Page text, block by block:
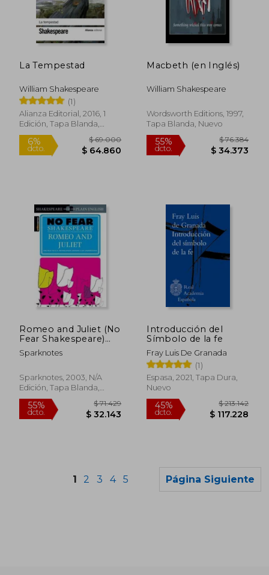
45%
dcto.
$ 181.265 55%
dcto.
dcto. $ 32.900 dcto.
La Tempestad
William Shakespeare
(1)
Alianza Editorial, 2016, 1
Edición, Tapa Blanda,
Nuevo
Macbeth (en Inglés)
William Shakespeare
Wordsworth Editions, 1997,
Tapa Blanda, Nuevo
Romeo and Juliet (No
Fear Shakespeare)
Side-By-Side Plain
English (en Inglés)
Sparknotes
Sparknotes, 2003, N/A
Edición, Tapa Blanda,
Nuevo
Introducción del
Símbolo de la fe
Fray Luis De Granada
(1)
Espasa, 2021, Tapa Dura,
Nuevo
1 2 3 4 5 Página Siguiente